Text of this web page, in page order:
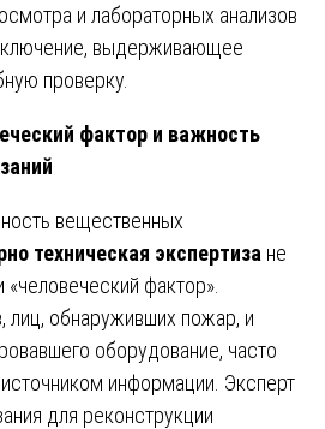
и лабораторных анализов
выдерживающее
проверку.
фактор и важность
вещественных
техническая экспертиза не
фактор».
лиц, обнаруживших пожар, и
оборудование, часто
информации. Эксперт
для реконструкции